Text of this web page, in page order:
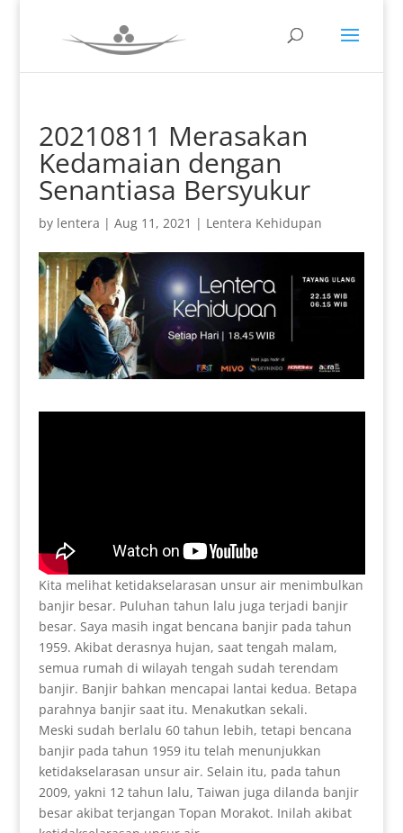
20210811 Merasakan
Kedamaian dengan
Senantiasa Bersyukur
by lentera | Aug 11, 2021 | Lentera Kehidupan
Kita melihat ketidakselarasan unsur air menimbulkan
banjir besar. Puluhan tahun lalu juga terjadi banjir
besar. Saya masih ingat bencana banjir pada tahun
1959. Akibat derasnya hujan, saat tengah malam,
semua rumah di wilayah tengah sudah terendam
banjir. Banjir bahkan mencapai lantai kedua. Betapa
parahnya banjir saat itu. Menakutkan sekali.
Meski sudah berlalu 60 tahun lebih, tetapi bencana
banjir pada tahun 1959 itu telah menunjukkan
ketidakselarasan unsur air. Selain itu, pada tahun
2009, yakni 12 tahun lalu, Taiwan juga dilanda banjir
besar akibat terjangan Topan Morakot. Inilah akibat